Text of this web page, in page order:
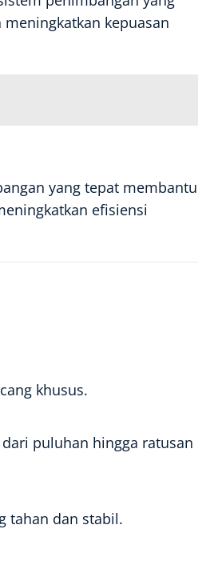
kepuasan
yang tepat membantu
efisiensi
khusus.
puluhan hingga ratusan
tahan dan stabil.